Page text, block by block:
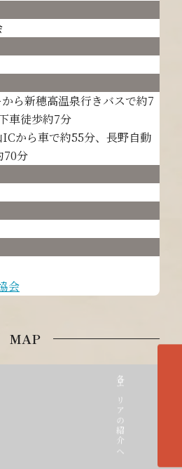
ら新穂高温泉行きバスで約7
車徒歩約7分
から車で約55分、長野自動
70分
会
MAP
各エリアの紹介へ